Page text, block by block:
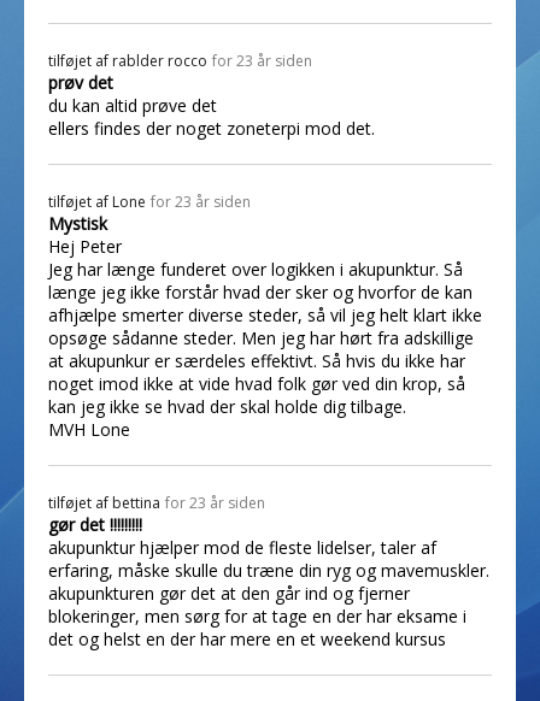
tilføjet af rablder rocco for 23 år siden
prøv det
du kan altid prøve det
ellers findes der noget zoneterpi mod det.
tilføjet af Lone for 23 år siden
Mystisk
Hej Peter
Jeg har længe funderet over logikken i akupunktur. Så
længe jeg ikke forstår hvad der sker og hvorfor de kan
afhjælpe smerter diverse steder, så vil jeg helt klart ikke
opsøge sådanne steder. Men jeg har hørt fra adskillige
at akupunkur er særdeles effektivt. Så hvis du ikke har
noget imod ikke at vide hvad folk gør ved din krop, så
kan jeg ikke se hvad der skal holde dig tilbage.
MVH Lone
tilføjet af bettina for 23 år siden
gør det !!!!!!!!!
akupunktur hjælper mod de fleste lidelser, taler af
erfaring, måske skulle du træne din ryg og mavemuskler.
akupunkturen gør det at den går ind og fjerner
blokeringer, men sørg for at tage en der har eksame i
det og helst en der har mere en et weekend kursus